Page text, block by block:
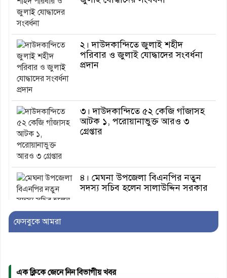
২। দাউদকান্দিতে জুলাই শহীদ
পরিবার ও জুলাই যোদ্ধাদের সংবর্ধনা
প্রদান
৩। দাউদকান্দিতে ৫২ কেজি গাঁজাসহ
আটক ১, পরোয়ানাভুক্ত আরও ৩
গ্রেপ্তার
৪। মেঘনা উপজেলা বিএনপির নতুন
সদস্য সচিব হলেন সালাউদ্দিন সরকার
৫। জেলা পুলিশ সুপার থেকে সম্মাননা
ফেসবুকে আমরা
এক ক্লিকে জেনে নিন বিভাগীয় খবর